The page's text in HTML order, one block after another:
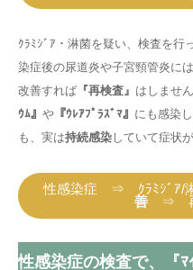
ｸﾗﾐｼﾞｱ・淋菌を疑い、検査を行
染症後の尿道炎や子宮頸管炎には
改善すれば 『再検査』 はしませ
ｳﾑ』 や 『ｳﾚｱﾌﾟﾗｽﾞﾏ』 にも感染
も、実は持続感染していて症状が
性感染症 ⇒ ｸﾗﾐｼﾞｱ/淋
善 ⇒ 再
性感染症の検査で、『ﾏ